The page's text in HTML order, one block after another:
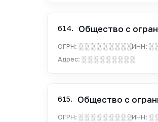
614. Общество с
ОГРН:░ ░ ░ ░ ░ ░ ░ ░ ░ИНН:░
Адрес:░ ░ ░ ░ ░ ░ ░ ░ ░
615. Общество с
ОГРН:░ ░ ░ ░ ░ ░ ░ ░ ░ИНН:░